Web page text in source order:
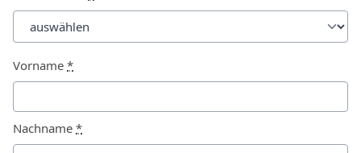
Vorname *
Nachname *